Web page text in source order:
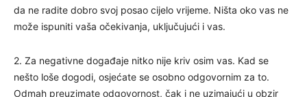
da ne radite dobro svoj posao cijelo vrijeme. Ništa oko vas ne
može ispuniti vaša očekivanja, uključujući i vas.
2. Za negativne događaje nitko nije kriv osim vas. Kad se
nešto loše dogodi, osjećate se osobno odgovornim za to.
Odmah preuzimate odgovornost, čak i ne uzimajući u obzir